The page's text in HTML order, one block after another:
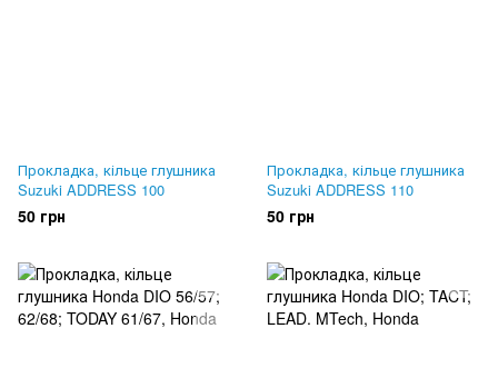
Прокладка, кільце глушника
Suzuki ADDRESS 100
50 грн
Прокладка, кільце глушника
Suzuki ADDRESS 110
50 грн